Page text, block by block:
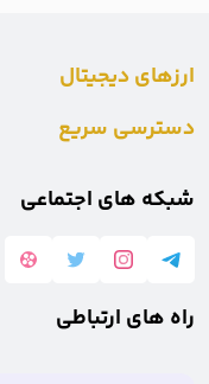
ارزهای دیجیتال
دسترسی سریع
شبکه های اجتماعی
راه های ارتباطی